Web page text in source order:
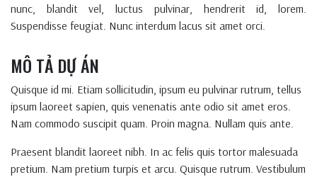
nunc, blandit vel, luctus pulvinar, hendrerit id, lorem.
Suspendisse feugiat. Nunc interdum lacus sit amet orci.
MÔ TẢ DỰ ÁN
Quisque id mi. Etiam sollicitudin, ipsum eu pulvinar rutrum, tellus
ipsum laoreet sapien, quis venenatis ante odio sit amet eros.
Nam commodo suscipit quam. Proin magna. Nullam quis ante.
Praesent blandit laoreet nibh. In ac felis quis tortor malesuada
pretium. Nam pretium turpis et arcu. Quisque rutrum. Vestibulum